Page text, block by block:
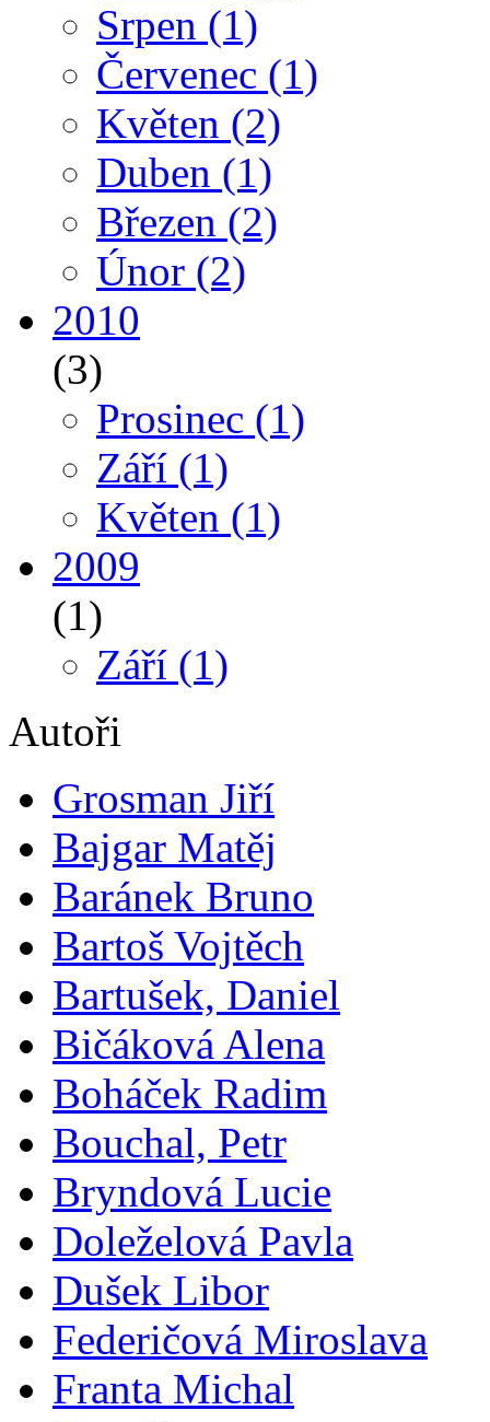
Srpen (1)
Červenec (1)
Květen (2)
Duben (1)
Březen (2)
Únor (2)
2010
(3)
Prosinec (1)
Září (1)
Květen (1)
2009
(1)
Září (1)
Autoři
Grosman Jiří
Bajgar Matěj
Baránek Bruno
Bartoš Vojtěch
Bartušek, Daniel
Bičáková Alena
Boháček Radim
Bouchal, Petr
Bryndová Lucie
Doleželová Pavla
Dušek Libor
Federičová Miroslava
Franta Michal